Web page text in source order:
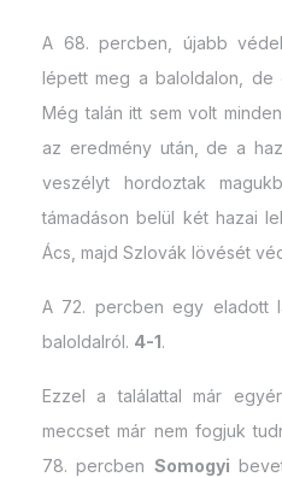
A 68. percben, újabb
lépett meg a baloldalon, de
Még talán itt sem volt
az eredmény után, de a
veszélyt hordoztak
támadáson belül két hazai
Ács, majd Szlovák lövését
A 72. percben egy eladott
baloldalról. 4-1.
Ezzel a találattal már
meccset már nem fogjuk
78. percben Somogyi